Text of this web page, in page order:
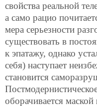
свойства реальной
а само рацио
мера серьезности
существовать в
к эпатажу, однако
себя) наступает
становится
оборачивается